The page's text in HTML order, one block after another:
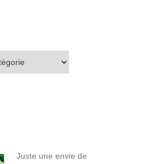
Juste une envie de